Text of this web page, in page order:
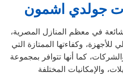
جولدي اشمون
في معظم المنازل المصرية،
للأجهزة، وكفاءتها الممتازة التي
كما أنها تتوافر بمجموعة